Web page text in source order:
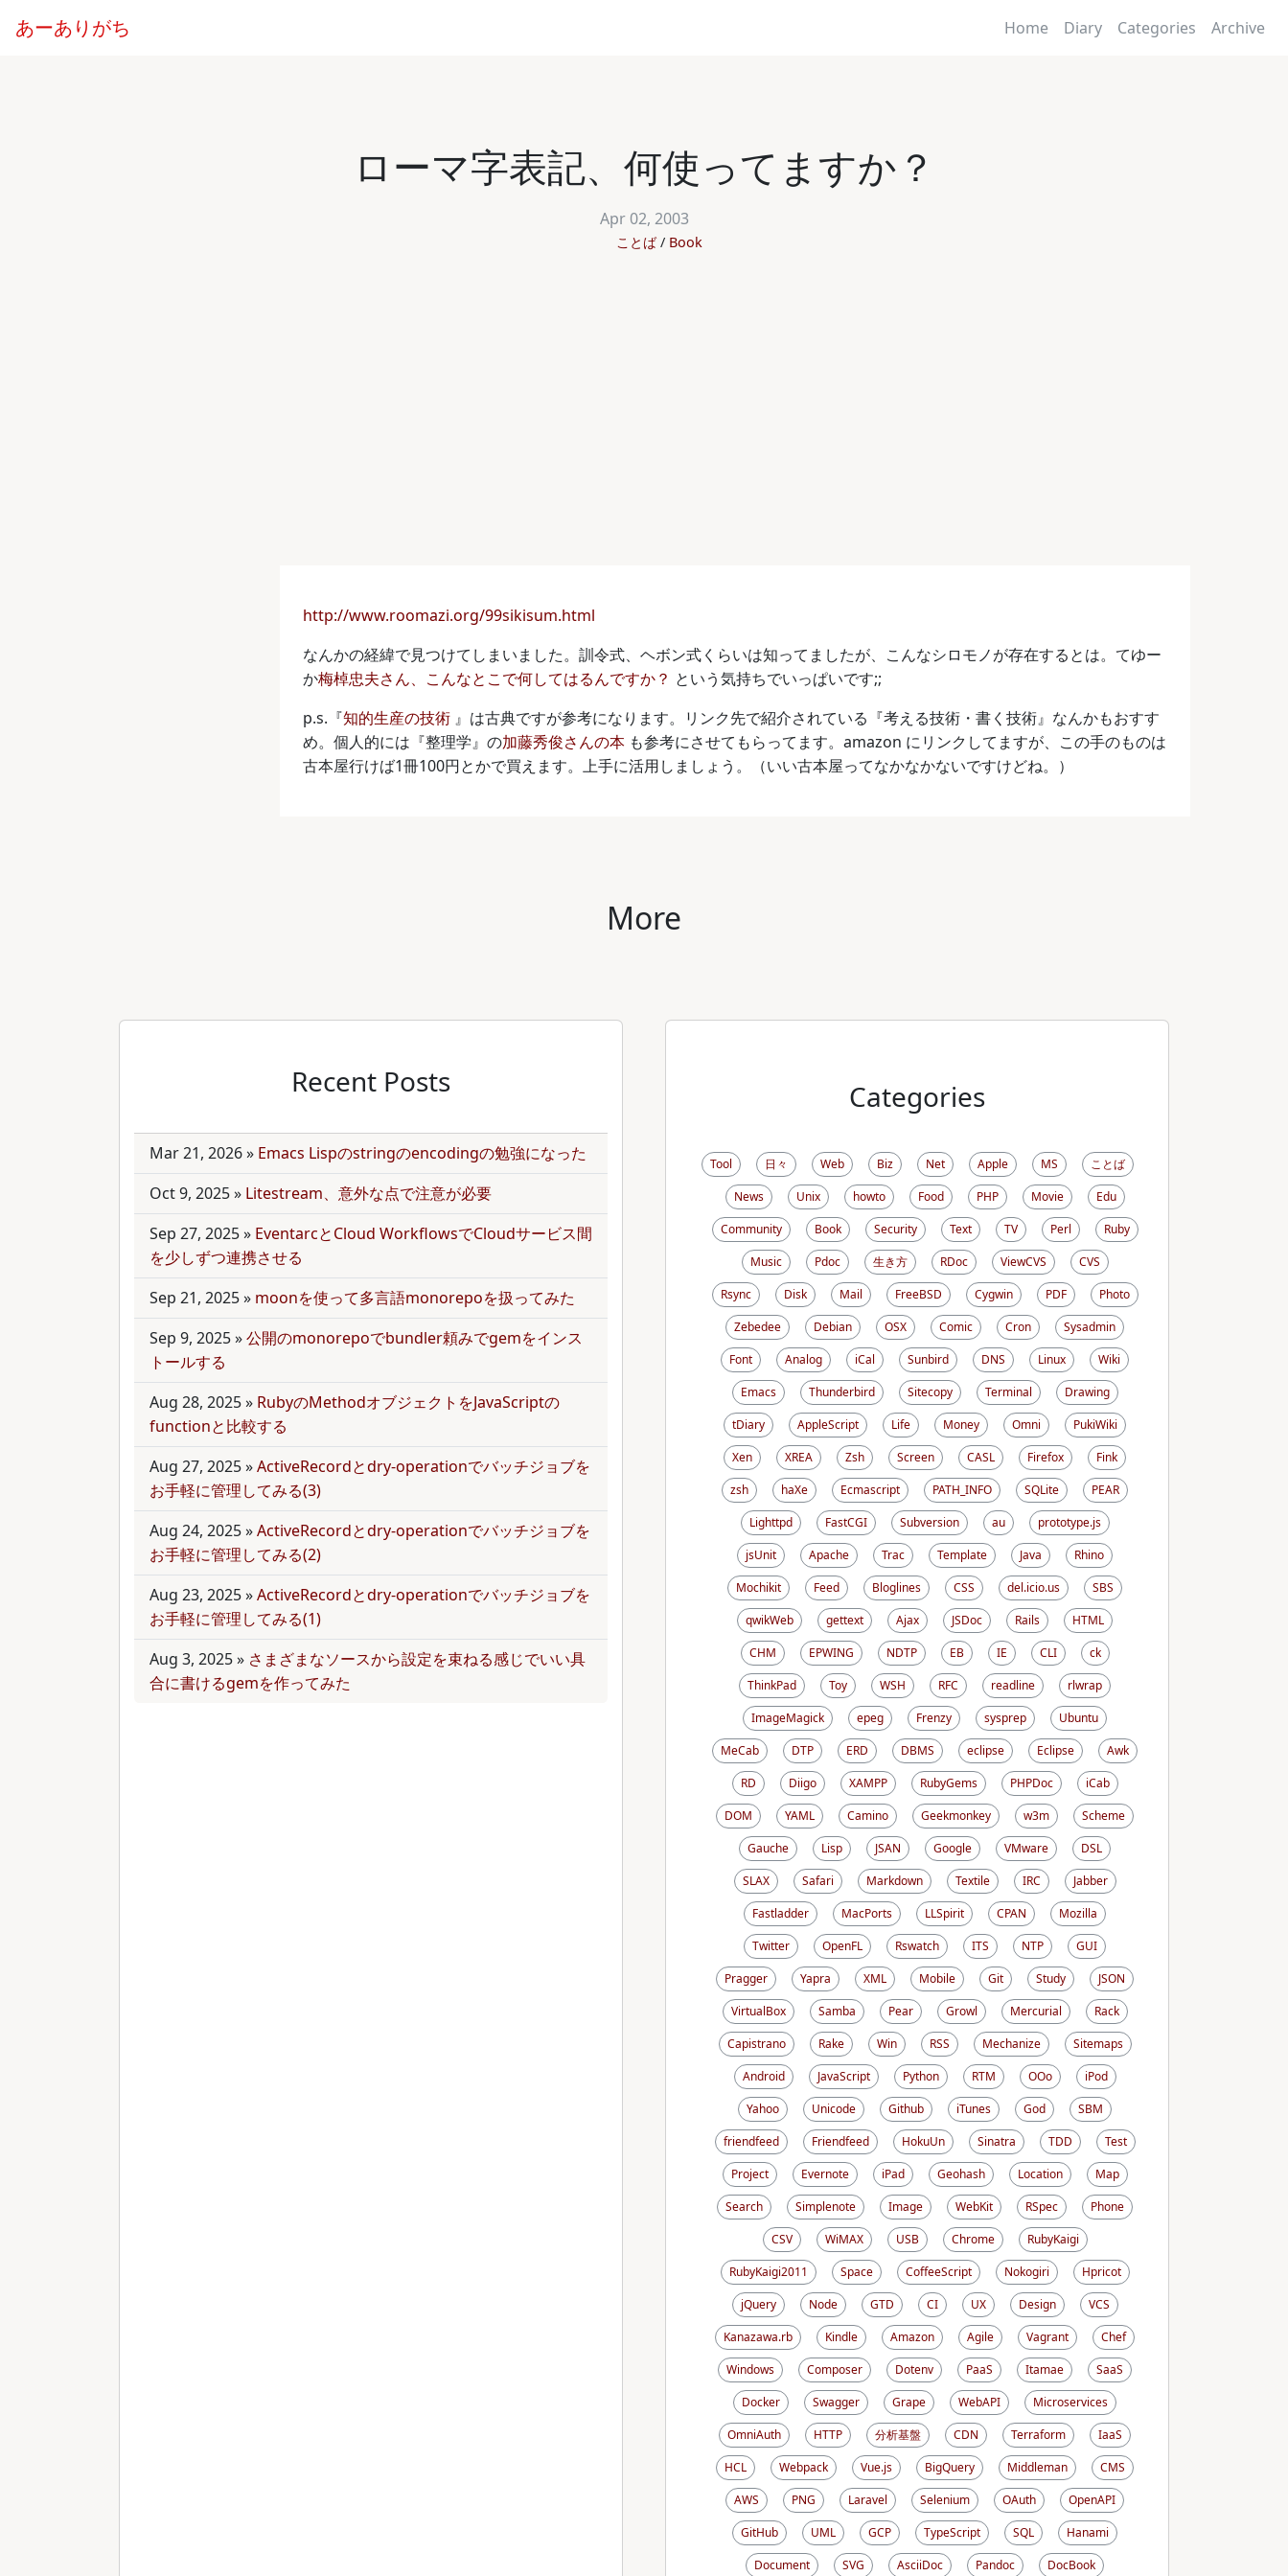
あーありがち Home Diary Categories Archive
ローマ字表記、何使ってますか？
Apr 02, 2003
ことば Book
http://www.roomazi.org/99sikisum.html
なんかの経緯で見つけてしまいました。訓令式、ヘボン式くらいは知ってましたが、こんなシロモノが存在するとは。てゆー
か梅棹忠夫さん、こんなとこで何してはるんですか？ という気持ちでいっぱいです;;
p.s.『知的生産の技術 』は古典ですが参考になります。リンク先で紹介されている『考える技術・書く技術』なんかもおすす
め。個人的には『整理学』の加藤秀俊さんの本 も参考にさせてもらってます。amazon にリンクしてますが、この手のものは
古本屋行けば1冊100円とかで買えます。上手に活用しましょう。（いい古本屋ってなかなかないですけどね。）
More
Recent Posts
Mar 21, 2026» Emacs Lispのstringのencodingの勉強になった
Oct 9, 2025» Litestream、意外な点で注意が必要
Sep 27, 2025» EventarcとCloud WorkflowsでCloudサービス間
を少しずつ連携させる
Sep 21, 2025» moonを使って多言語monorepoを扱ってみた
Sep 9, 2025»公開のmonorepoでbundler頼みでgemをインス
トールする
Aug 28, 2025» RubyのMethodオブジェクトをJavaScriptの
functionと比較する
Aug 27, 2025»ActiveRecordとdry-operationでバッチジョブを
お手軽に管理してみる(3)
Aug 24, 2025»ActiveRecordとdry-operationでバッチジョブを
お手軽に管理してみる(2)
Aug 23, 2025»ActiveRecordとdry-operationでバッチジョブを
お手軽に管理してみる(1)
Aug 3, 2025» さまざまなソースから設定を束ねる感じでいい具
合に書けるgemを作ってみた
Categories
Tool 日々 Web Biz Net Apple MS
ことば
News
Unix howto Food PHP Movie
Edu
Community
Book Security Text TV Perl
Ruby
Music
Pdoc 生き方 RDoc ViewCVS
CVS
Rsync
Disk Mail FreeBSD Cygwin PDF
Photo
Zebedee
Debian OSX Comic Cron
Sysadmin
Font
Analog iCal Sunbird DNS Linux
Wiki
Emacs
Thunderbird Sitecopy Terminal
Drawing
tDiary
AppleScript Life Money Omni
PukiWiki
Xen
XREA Zsh Screen CASL Firefox
Fink
zsh
haXe Ecmascript PATH_INFO SQLite
PEAR
Lighttpd
FastCGI Subversion au
prototype.js
jsUnit
Apache Trac Template Java
Rhino
Mochikit
Feed Bloglines CSS del.icio.us
SBS
qwikWeb
gettext Ajax JSDoc Rails
HTML
CHM
EPWING NDTP EB IE CLI
ck
ThinkPad
Toy WSH RFC readline
rlwrap
ImageMagick
epeg Frenzy sysprep
Ubuntu
MeCab
DTP ERD DBMS eclipse Eclipse
Awk
RD
Diigo XAMPP RubyGems PHPDoc
iCab
DOM
YAML Camino Geekmonkey w3m
Scheme
Gauche
Lisp JSAN Google VMware
DSL
SLAX
Safari Markdown Textile IRC
Jabber
Fastladder
MacPorts LLSpirit CPAN
Mozilla
Twitter
OpenFL Rswatch ITS NTP
GUI
Pragger
Yapra XML Mobile Git Study
JSON
VirtualBox
Samba Pear Growl Mercurial
Rack
Capistrano
Rake Win RSS Mechanize
Sitemaps
Android
JavaScript Python RTM OOo
iPod
Yahoo
Unicode Github iTunes God
SBM
friendfeed
Friendfeed HokuUn Sinatra TDD
Test
Project
Evernote iPad Geohash Location
Map
Search
Simplenote Image WebKit RSpec
Phone
CSV
WiMAX USB Chrome
RubyKaigi
RubyKaigi2011
Space CoffeeScript Nokogiri
Hpricot
jQuery
Node GTD CI UX Design
VCS
Kanazawa.rb
Kindle Amazon Agile Vagrant
Chef
Windows
Composer Dotenv PaaS Itamae
SaaS
Docker
Swagger Grape WebAPI
Microservices
OmniAuth
HTTP 分析基盤 CDN Terraform
IaaS
HCL
Webpack Vue.js BigQuery Middleman
CMS
AWS
PNG Laravel Selenium OAuth
OpenAPI
GitHub
UML GCP TypeScript SQL
Hanami
Document
SVG AsciiDoc Pandoc DocBook